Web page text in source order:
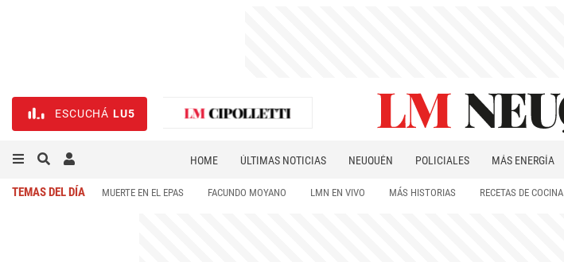
ESCUCHÁ LU5
HOME ÚLTIMAS NOTICIAS NEUQUÉN POLICIALES MÁS ENERGÍA
TEMAS DEL DÍA MUERTE EN EL EPAS FACUNDO MOYANO LMN EN VIVO MÁS HISTORIAS RECETAS DE COCINA